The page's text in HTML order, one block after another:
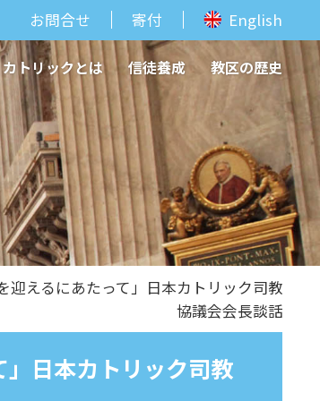
お問合せ 寄付 English
カトリックとは 信徒養成 教区の歴史
迎えるにあたって」日本カトリック司教
協議会会長談話
日本カトリック司教